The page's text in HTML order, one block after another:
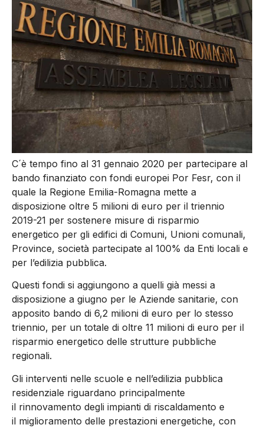
C´è tempo fino al 31 gennaio 2020 per partecipare al
bando finanziato con fondi europei Por Fesr, con il
quale la Regione Emilia-Romagna mette a
disposizione oltre 5 milioni di euro per il triennio
2019-21 per sostenere misure di risparmio
energetico per gli edifici di Comuni, Unioni comunali,
Province, società partecipate al 100% da Enti locali e
per l’edilizia pubblica.
Questi fondi si aggiungono a quelli già messi a
disposizione a giugno per le Aziende sanitarie, con
apposito bando di 6,2 milioni di euro per lo stesso
triennio, per un totale di oltre 11 milioni di euro per il
risparmio energetico delle strutture pubbliche
regionali.
Gli interventi nelle scuole e nell’edilizia pubblica
residenziale riguardano principalmente
il rinnovamento degli impianti di riscaldamento e
il miglioramento delle prestazioni energetiche, con